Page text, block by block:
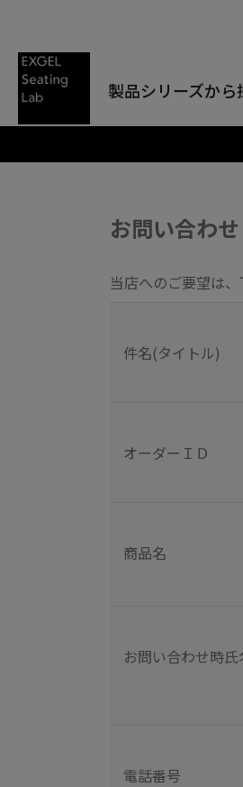
製品シリーズから
お問い合わせ
当店へのご要望は
件名(タイトル)
オーダーＩＤ
商品名
お問い合わせ時氏
電話番号